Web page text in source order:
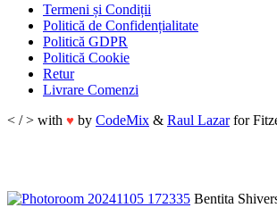
Termeni și Condiții
Politică de Confidențialitate
Politică GDPR
Politică Cookie
Retur
Livrare Comenzi
< / > with ♥ by CodeMix & Raul Lazarfor
Bentita